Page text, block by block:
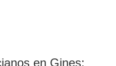
en Gines: